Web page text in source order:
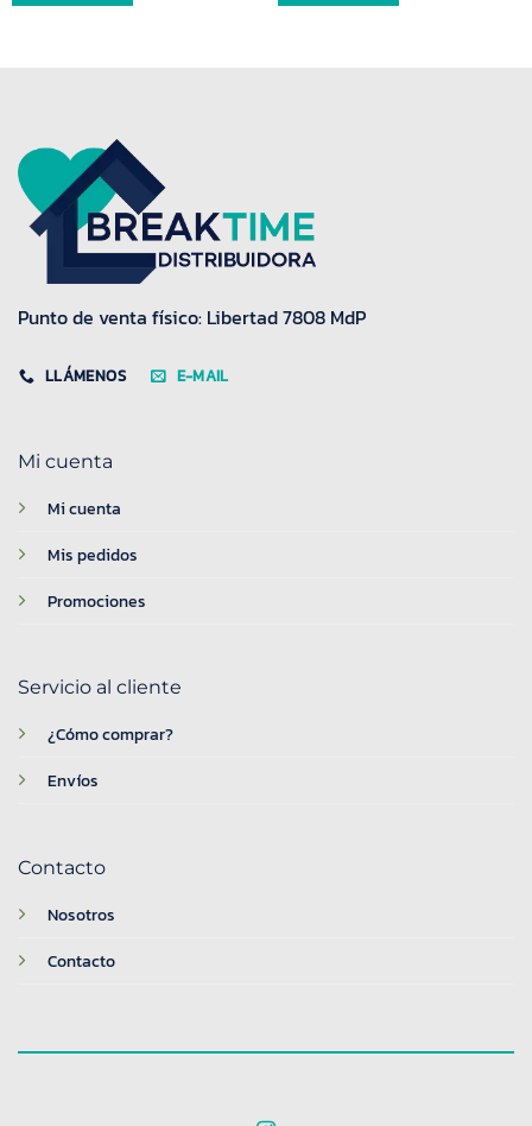
Punto de venta físico: Libertad 7808 MdP
LLÁMENOS E-MAIL
Mi cuenta
Mi cuenta
Mis pedidos
Promociones
Servicio al cliente
¿Cómo comprar?
Envíos
Contacto
Nosotros
Contacto